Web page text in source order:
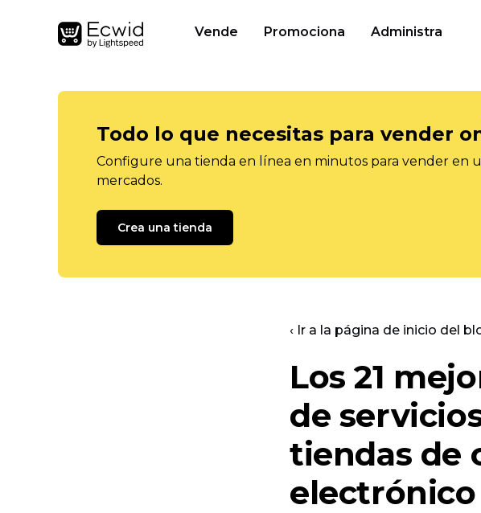
Vende Promociona Administra
Todo lo que necesitas para vender
Configure una tienda en línea en minutos para vender en
mercados.
Crea una tienda
‹ Ir a la página de inicio del
Los 21
de
tiendas de
electrónico